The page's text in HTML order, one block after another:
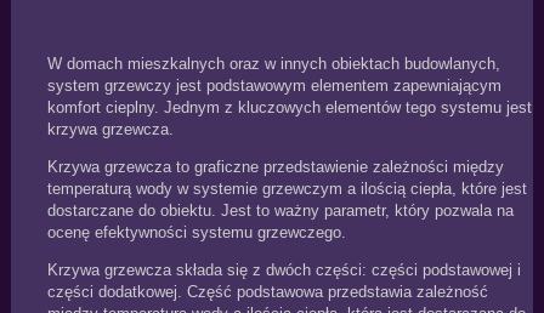
W domach mieszkalnych oraz w innych obiektach budowlanych,
system grzewczy jest podstawowym elementem zapewniającym
komfort cieplny. Jednym z kluczowych elementów tego systemu jest
krzywa grzewcza.
Krzywa grzewcza to graficzne przedstawienie zależności między
temperaturą wody w systemie grzewczym a ilością ciepła, które jest
dostarczane do obiektu. Jest to ważny parametr, który pozwala na
ocenę efektywności systemu grzewczego.
Krzywa grzewcza składa się z dwóch części: części podstawowej i
części dodatkowej. Część podstawowa przedstawia zależność